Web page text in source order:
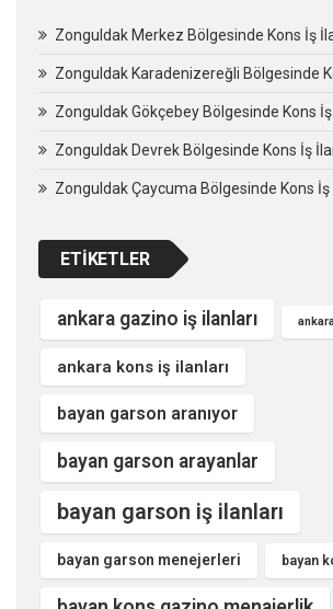
Zonguldak Merkez Bölgesinde Kons İş
Zonguldak Karadenizereğli Bölgesinde
Zonguldak Gökçebey Bölgesinde Kons İş
Zonguldak Devrek Bölgesinde Kons İş
Zonguldak Çaycuma Bölgesinde Kons İş
ETIKETLER
ankara gazino iş ilanları
ankara kons iş ilanları
bayan garson aranıyor
bayan garson arayanlar
bayan garson iş ilanları
bayan garson menejerleri bayan